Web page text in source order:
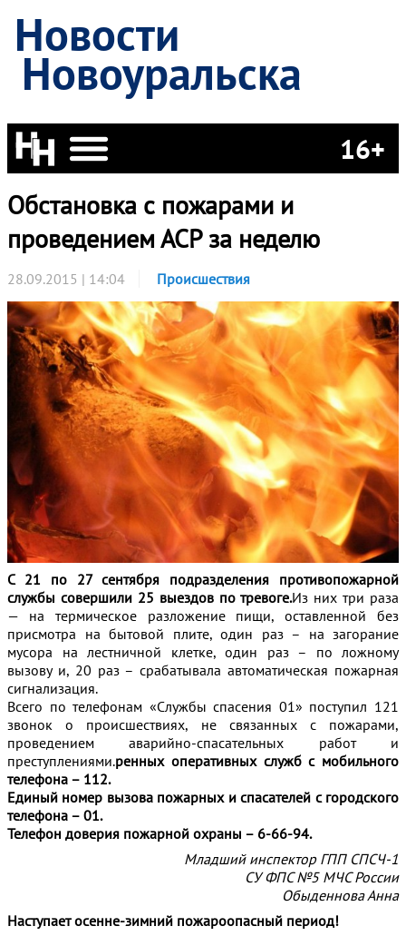
Новости
Новоуральска
16+
Обстановка с пожарами и
проведением АСР за неделю
28.09.2015 | 14:04 Происшествия
С 21 по 27 сентября подразделения противопожарной
службы совершили 25 выездов по тревоге.Из них три раза
— на термическое разложение пищи, оставленной без
присмотра на бытовой плите, один раз – на загорание
мусора на лестничной клетке, один раз – по ложному
вызову и, 20 раз – срабатывала автоматическая пожарная
сигнализация.
Всего по телефонам «Службы спасения 01» поступил 121
звонок о происшествиях, не связанных с пожарами,
проведением аварийно-спасательных работ и
преступлениями.ренных оперативных служб с мобильного
телефона – 112.
Единый номер вызова пожарных и спасателей с городского
телефона – 01.
Телефон доверия пожарной охраны – 6-66-94.
Младший инспектор ГПП СПСЧ-1
СУ ФПС №5 МЧС России
Обыденнова Анна
Наступает осенне-зимний пожароопасный период!